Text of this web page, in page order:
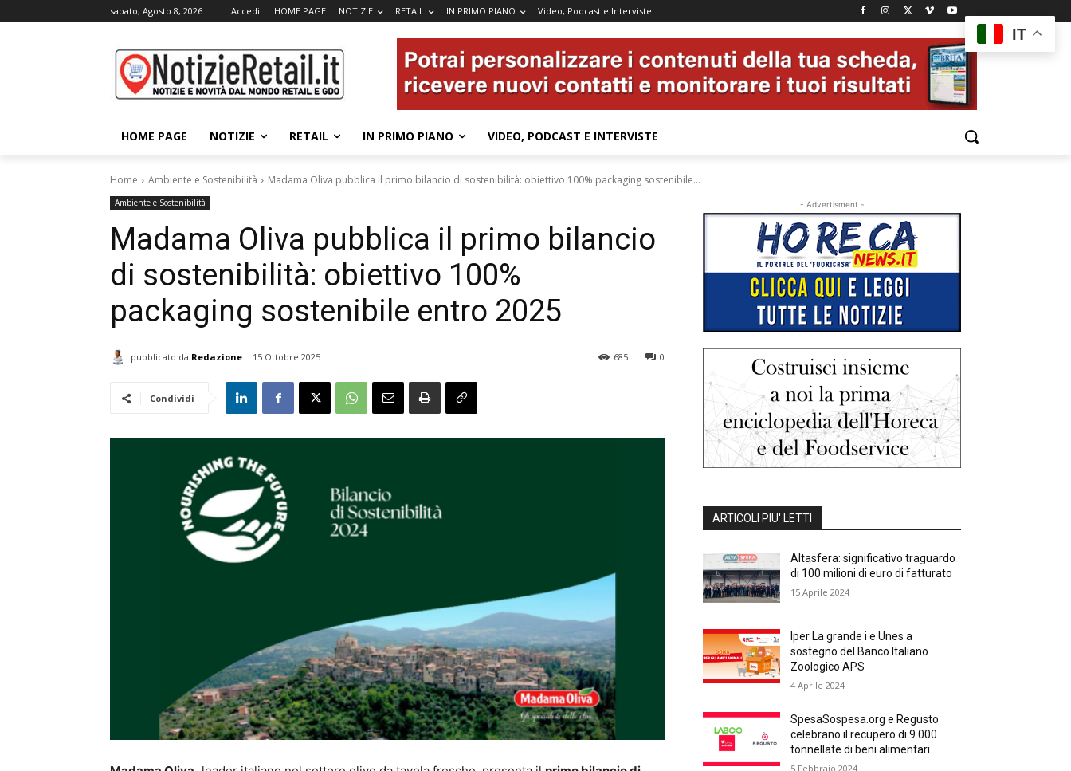
sabato, Agosto 8, 2026 Accedi HOME PAGE NOTIZIE RETAIL IN PRIMO PIANO Video, Podcast e Interviste
HOME PAGE NOTIZIE RETAIL IN PRIMO PIANO VIDEO, PODCAST E INTERVISTE
Home Ambiente e Sostenibilità Madama Oliva pubblica il primo bilancio di sostenibilità: obiettivo 100% packaging sostenibile...
Ambiente e Sostenibilità
Madama Oliva pubblica il primo bilancio
di sostenibilità: obiettivo 100%
packaging sostenibile entro 2025
pubblicato da Redazione 15 Ottobre 2025 0
685
Condividi
- Advertisment -
ARTICOLI PIU' LETTI
Altasfera: significativo traguardo
di 100 milioni di euro di fatturato
15 Aprile 2024
Iper La grande i e Unes a
sostegno del Banco Italiano
Zoologico APS
4 Aprile 2024
SpesaSospesa.org e Regusto
celebrano il recupero di 9.000
tonnellate di beni alimentari
5 Febbraio 2024
IT